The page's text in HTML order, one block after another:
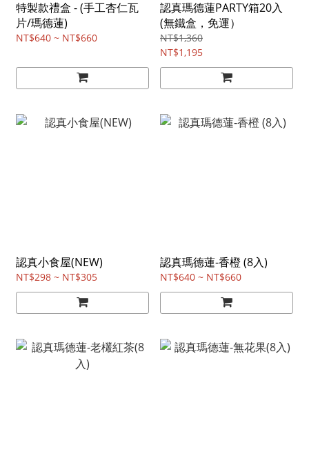
特製款禮盒 - (手工杏仁瓦
片/瑪德蓮)
NT$640 ~ NT$660
認真瑪德蓮PARTY箱20入
(無鐵盒，免運）
NT$1,360
NT$1,195
認真小食屋(NEW)
NT$298 ~ NT$305
認真瑪德蓮-香橙 (8入)
NT$640 ~ NT$660